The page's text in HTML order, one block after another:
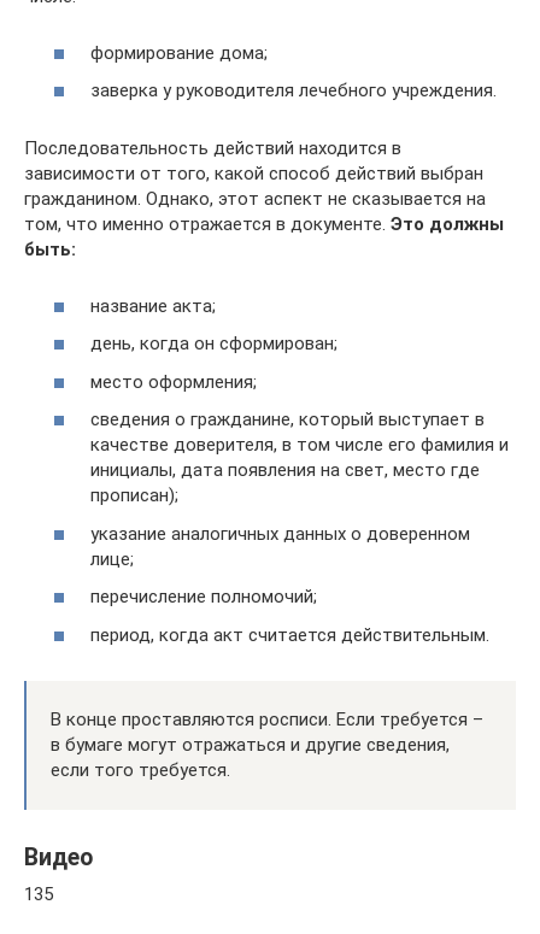
формирование дома;
заверка у руководителя лечебного учреждения.
Последовательность действий находится в
зависимости от того, какой способ действий выбран
гражданином. Однако, этот аспект не сказывается на
том, что именно отражается в документе. Это должны
быть:
название акта;
день, когда он сформирован;
место оформления;
сведения о гражданине, который выступает в
качестве доверителя, в том числе его фамилия и
инициалы, дата появления на свет, место где
прописан);
указание аналогичных данных о доверенном
лице;
перечисление полномочий;
период, когда акт считается действительным.
В конце проставляются росписи. Если требуется –
в бумаге могут отражаться и другие сведения,
если того требуется.
Видео
135